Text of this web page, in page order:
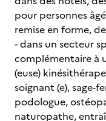
pour personnes
remise en forme,
- dans un secteur
complémentaire à
(euse)
soignant (e), sage-
podologue,
naturopathe,